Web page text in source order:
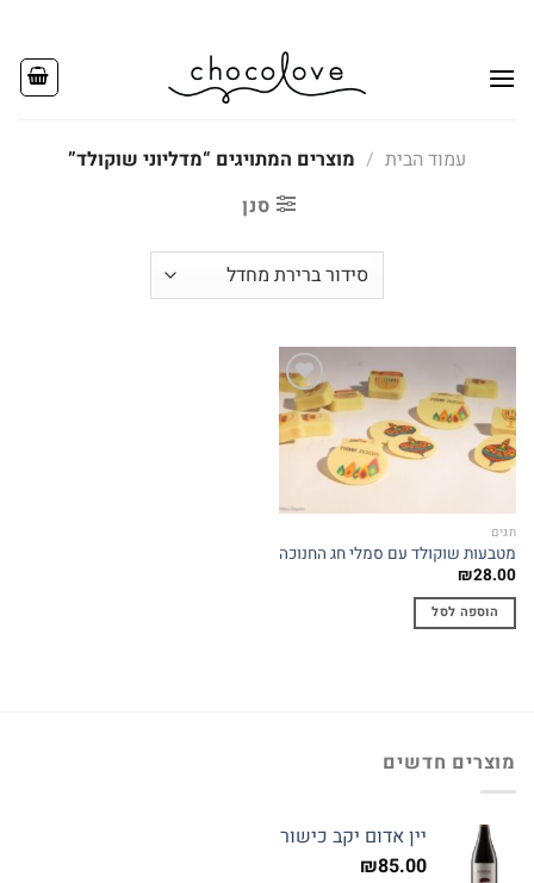
content
עמוד הבית / מוצרים המתויגים “מדליוני שוקולד”
סנן
Add to
wishlist
חגים
מטבעות שוקולד עם סמלי חג החנוכה
₪28.00
הוספה לסל
מוצרים חדשים
יין אדום יקב כישור
₪85.00